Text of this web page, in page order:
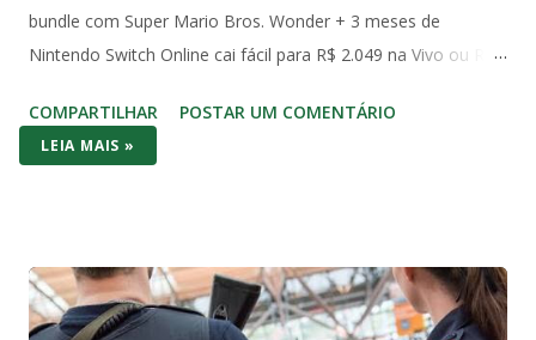
bundle com Super Mario Bros. Wonder + 3 meses de
Nintendo Switch Online cai fácil para R$ 2.049 na Vivo ou R$
original de 2017) aparece em promoções ainda mais baixas,
na casa dos R$ 2.000 com jogo incluso. No bolso brasileiro,
Series S massacra: 1440p/120fps, SSD rápido, Game Pass
com centenas de AAA (Forza, Starfield, Call of Duty) e futuro-
COMPARTILHAR POSTAR UM COMENTÁRIO
LEIA MAIS »